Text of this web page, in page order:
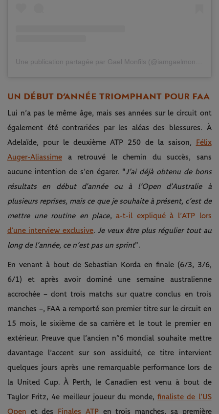
UN DÉBUT D’ANNÉE TRIOMPHANT POUR FAA
Lui n’a pas le même âge, mais ses années sur le circuit ont
également été contrariées par les aléas des blessures. À
Adelaïde, pour le deuxième ATP 250 de la saison,
Félix
Auger-Aliassime a retrouvé le chemin du succès, sans
aucune intention de s’en égarer. "J’ai déjà obtenu de bons
résultats en début d’année ou à l’Open d’Australie à
plusieurs reprises, mais ce que je souhaite à présent, c’est de
mettre une routine en place, a-t-il expliqué à l’ATP lors
d’une interview exclusive. Je veux être plus régulier tout au
long de l’année, ce n’est pas un sprint".
En venant à bout de Sebastian Korda en finale (6/3, 3/6,
6/1) et après avoir dominé une semaine australienne
accrochée – dont trois matchs sur quatre conclus en trois
manches –, FAA a remporté son premier titre sur le circuit en
15 mois, le sixième de sa carrière et le tout le premier en
extérieur. Preuve que l’ancien n°6 mondial souhaite mettre
davantage l’accent sur son assiduité, ce titre intervient
quelques jours après une remarquable performance lors de
la United Cup. À Perth, le Canadien est venu à bout de
Taylor Fritz, 4e meilleur joueur du monde,finaliste de l’US
Open et des Finales ATPen trois manches, sa première